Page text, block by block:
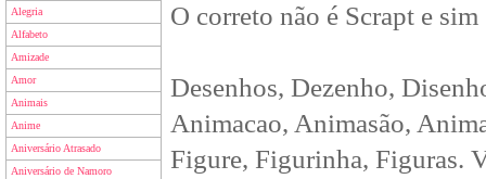
Alegria
Alfabeto
Amizade
Amor
Animais
Anime
Aniversário Atrasado
Aniversário de Namoro
O correto não é Scrapt e
Desenhos, Dezenho,
Animacao, Animasão,
Figure, Figurinha, Figuras.